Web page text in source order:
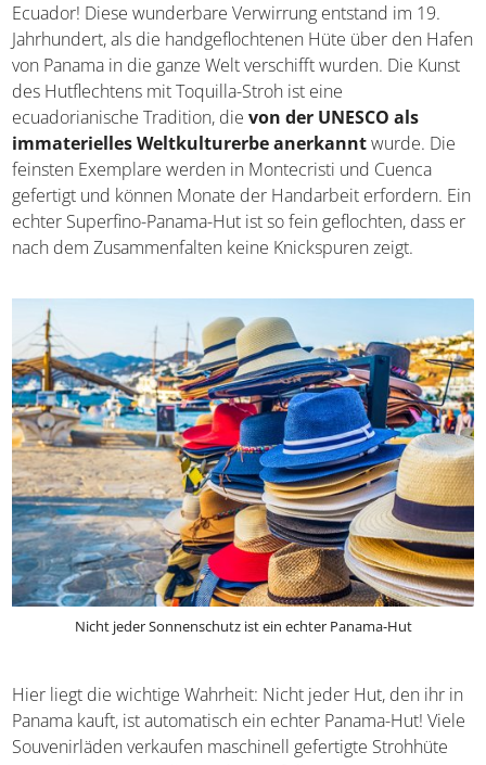
6. Panama-Hut
Die wenigsten wissen, dass der echte Panama-Hut
paradoxerweise gar nicht aus Panama stammt, sondern
aus Ecuador! Diese wunderbare Verwirrung entstand im
19. Jahrhundert, als die handgeflochtenen Hüte über den
Hafen von Panama in die ganze Welt verschifft wurden.
Die Kunst des Hutflechtens mit Toquilla-Stroh ist eine
ecuadorianische Tradition, dievon der UNESCO als
immaterielles Weltkulturerbe anerkanntwurde. Die
gefertigt und können Monate der Handarbeit erfordern.
Ein echter Superfino-Panama-Hut ist so fein geflochten,
dass er nach dem Zusammenfalten keine Knickspuren
zeigt.
Nicht jeder Sonnenschutz ist ein echter Panama-Hut